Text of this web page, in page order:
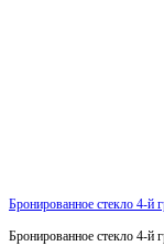
Бронированное стекло 4-й
Бронированное стекло 4-